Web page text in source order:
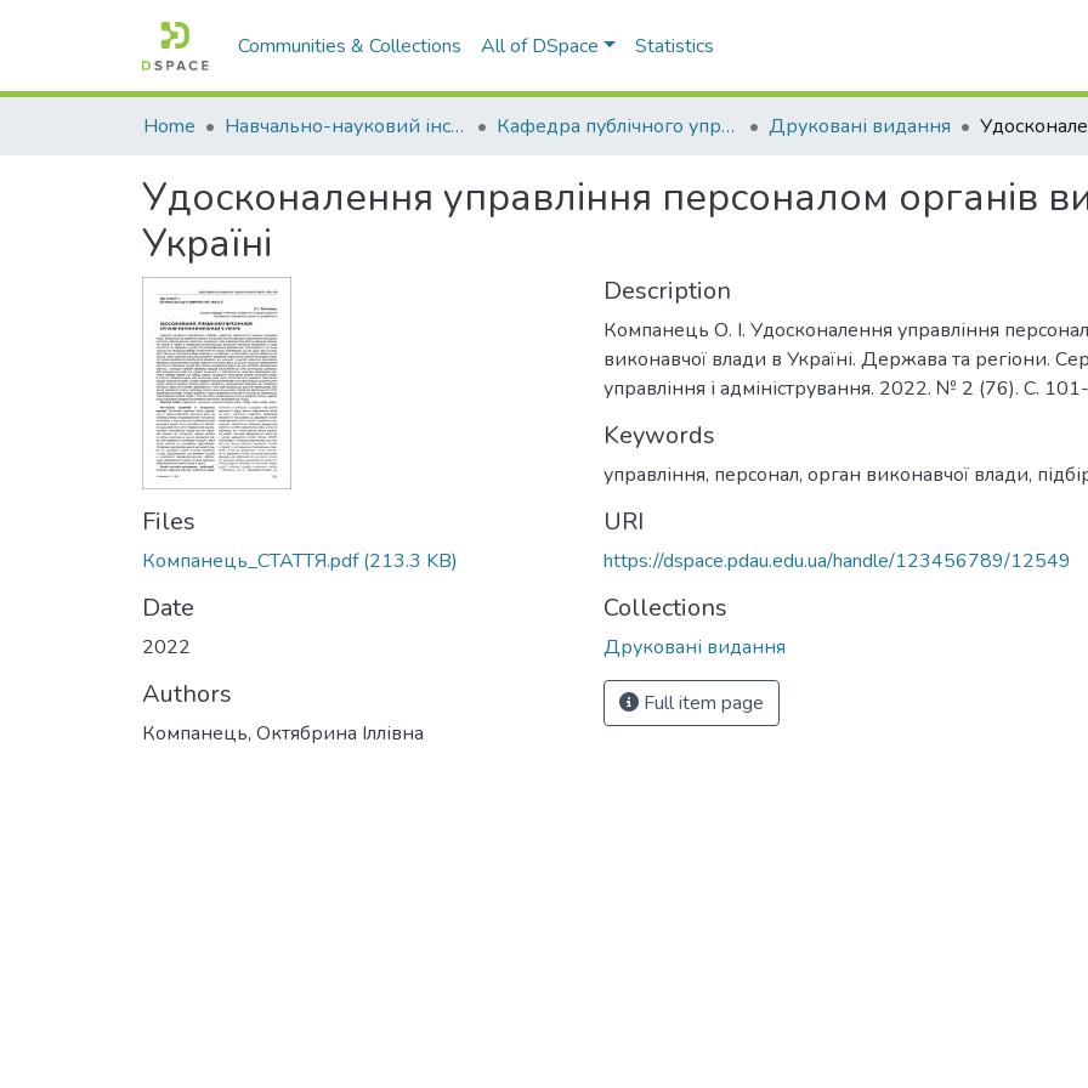
Communities & Collections All of DSpace Statistics
Home Навчально-науковий інститут економіки, управління, права та інформаційних технологій Кафедра публічного управління та адміністрування Друковані видання
Удосконалення управління персоналом органів
Україні
Files
Компанець_СТАТТЯ.pdf(213.3 KB)
Date
2022
Authors
Компанець, Октябрина Іллівна
Description
Компанець О. І. Удосконалення управління
виконавчої влади в Україні. Держава та регіони.
управління і адміністрування. 2022. № 2 (76). С.
Keywords
управління, персонал, орган виконавчої влади,
URI
https://dspace.pdau.edu.ua/handle/123456789/12549
Collections
Друковані видання
Full item page